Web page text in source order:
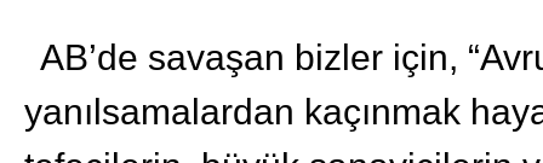
AB’de savaşan bizler için,
yanılsamalardan kaçınmak